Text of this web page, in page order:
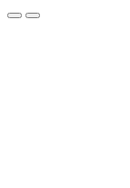
carrello